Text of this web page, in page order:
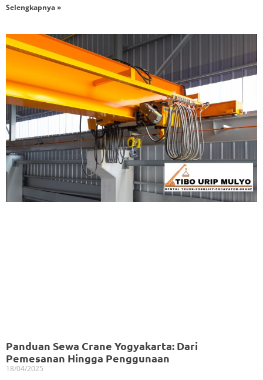
Selengkapnya »
Panduan Sewa Crane Yogyakarta: Dari
Pemesanan Hingga Penggunaan
18/04/2025